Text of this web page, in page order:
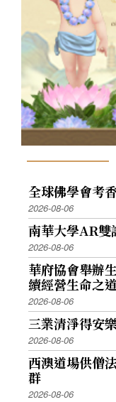
全球佛學會考
2026-08-06
南華大學AR
2026-08-06
華府協會舉辦
續經營生命之道
2026-08-06
三業清淨得安
2026-08-06
西澳道場供僧
群
2026-08-06